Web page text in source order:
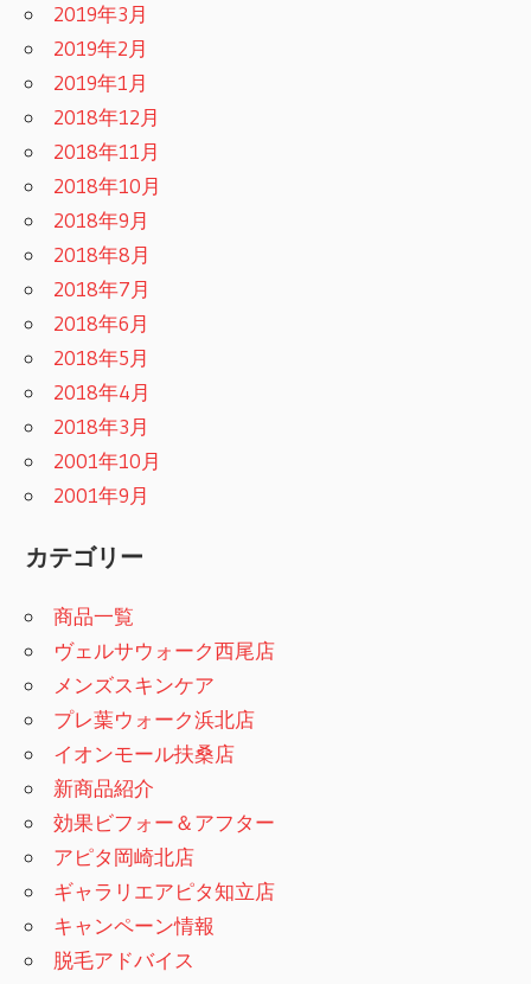
2019年3月
2019年2月
2019年1月
2018年12月
2018年11月
2018年10月
2018年9月
2018年8月
2018年7月
2018年6月
2018年5月
2018年4月
2018年3月
2001年10月
2001年9月
カテゴリー
商品一覧
ヴェルサウォーク西尾店
メンズスキンケア
プレ葉ウォーク浜北店
イオンモール扶桑店
新商品紹介
効果ビフォー＆アフター
アピタ岡崎北店
ギャラリエアピタ知立店
キャンペーン情報
脱毛アドバイス